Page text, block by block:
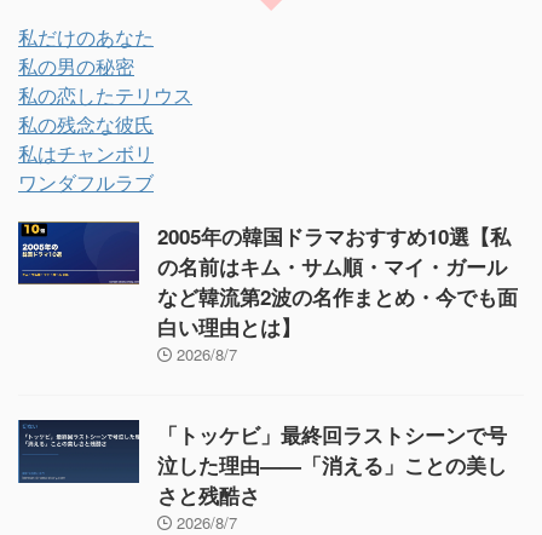
私だけのあなた
私の男の秘密
私の恋したテリウス
私の残念な彼氏
私はチャンボリ
ワンダフルラブ
2005年の韓国ドラマおすすめ10選【私
の名前はキム・サム順・マイ・ガール
など韓流第2波の名作まとめ・今でも面
白い理由とは】
2026/8/7
「トッケビ」最終回ラストシーンで号
泣した理由——「消える」ことの美し
さと残酷さ
2026/8/7